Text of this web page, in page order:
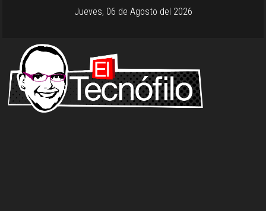
Jueves, 06 de Agosto del 2026